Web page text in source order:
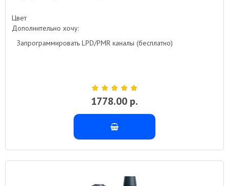
Цвет
Дополнительно хочу:
Запрограммировать LPD/PMR каналы (бесплатно)
1778.00 р.